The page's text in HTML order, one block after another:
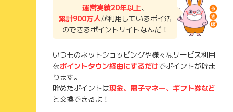
運営実績20年以上、
累計900万人が利用しているポイ活
のできるポイントサイトなんだ！
いつものネットショッピングや様々なサービス利用
をポイントタウン経由にするだけでポイントが貯ま
ります。
貯めたポイントは現金、電子マネー、ギフト券など
と交換できるよ！